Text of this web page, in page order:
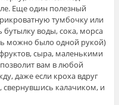
Еще один полезный
тумбочку или
воды, сока, морса
можно было одной рукой)
сыра, маленькими
вам в любой
даже если кроха вдруг
свернувшись калачиком, и